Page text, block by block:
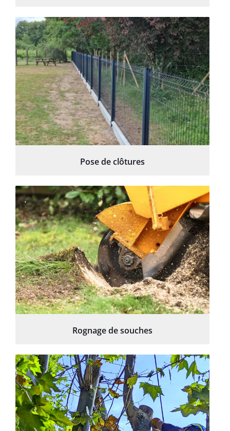
Pose de clôtures
Rognage de souches